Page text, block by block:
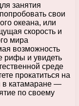
занятия
свои
океана, или
скорость и
мира
возможность
рифы и увидеть
среде
прокатиться на
в катамаране —
по своему